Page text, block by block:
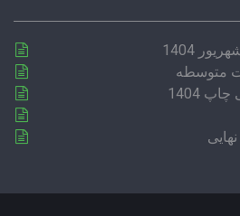
1404
متوسطه
1404